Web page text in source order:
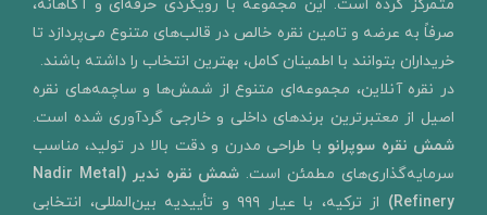
متمرکز کرده است. این مجموعه با رویکردی حرفه‌ای و آگاهانه،
صرفاً به عرضه و تامین نقره خالص در قالب‌های متنوع می‌پردازد تا
خریداران بتوانند با اطمینان کامل، بهترین انتخاب را داشته باشند.
در نقره آنلاین، مجموعه‌ای متنوع از شمش‌ها و ساچمه‌های نقره
اصیل از معتبرترین برندهای داخلی و خارجی گردآوری شده است.
شمش نقره سوپرانو با طراحی مدرن و دقت بالا در تولید، مناسب
سرمایه‌گذاری‌های مطمئن است. شمش نقره ندیر
(Nadir Metal
Refinery)
از ترکیه، با عیار ۹۹۹ و تأییدیه بین‌المللی، انتخابی